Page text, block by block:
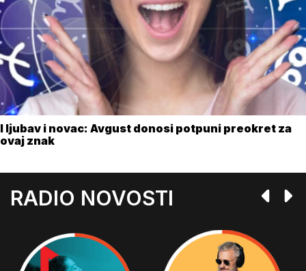
I ljubav i novac: Avgust donosi potpuni preokret za
ovaj znak
RADIO NOVOSTI